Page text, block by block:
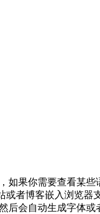
如果你需要查看某
者博客嵌入浏览器
后会自动生成字体